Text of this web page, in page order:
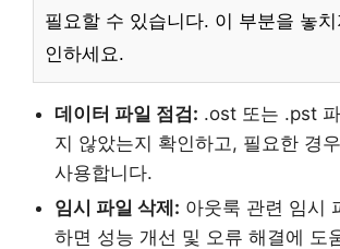
필요할 수 있습니다. 이 부분을 놓
인하세요.
데이터 파일 점검: .ost 또는 .pst
지 않았는지 확인하고, 필요한 경
사용합니다.
임시 파일 삭제: 아웃룩 관련 임시
하면 성능 개선 및 오류 해결에 도